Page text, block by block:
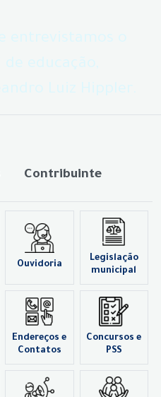
Contribuinte
Ouvidoria
Legislação
municipal
Endereços e
Contatos
Concursos e
PSS